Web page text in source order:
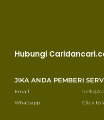
Hubungi
JIKA ANDA PEMBERI
Email
Whatsapp
Click to